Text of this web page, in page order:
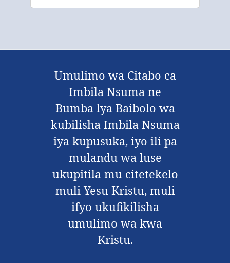
Umulimo wa Citabo ca
Imbila Nsuma ne
Bumba lya Baibolo wa
kubilisha Imbila Nsuma
iya kupusuka, iyo ili pa
mulandu wa luse
ukupitila mu citetekelo
muli Yesu Kristu, muli
ifyo ukufikilisha
umulimo wa kwa
Kristu.